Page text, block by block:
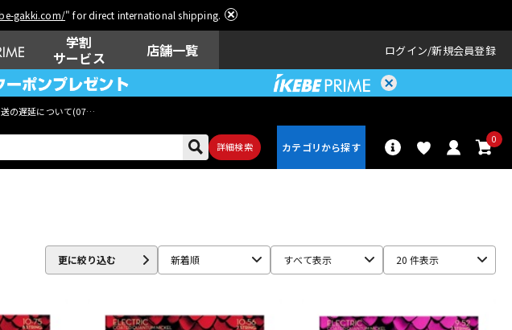
gakki.com/" for direct international shipping.
学割
サービス
店舗一覧 ログイン 新規会員登録
の遅延について(07月29日
詳細検索
0
更に絞り込む 新着順 すべて表示 20 件表示